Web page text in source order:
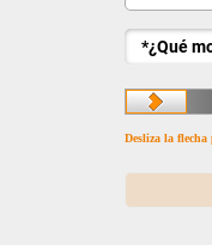
Desliza la